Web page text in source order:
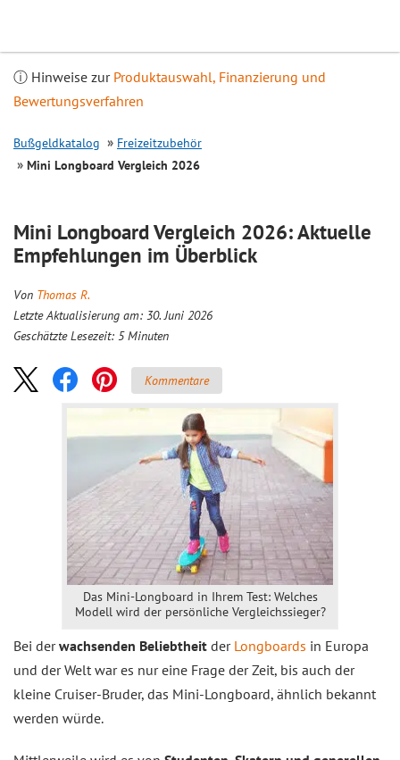
ⓘ Hinweise zur Produktauswahl, Finanzierung und
Bewertungsverfahren
Bußgeldkatalog
Freizeitzubehör
Mini Longboard Vergleich 2026
Mini LongboardVergleich 2026: Aktuelle
Empfehlungen im Überblick
Von Thomas R.
Letzte Aktualisierung am: 30. Juni 2026
Geschätzte Lesezeit: 5 Minuten
Kommentare
Das Mini-Longboard in Ihrem Test: Welches
Modell wird der persönliche Vergleichssieger?
Bei derwachsenden Beliebtheit der Longboards in Europa
und der Welt war es nur eine Frage der Zeit, bis auch der
kleine Cruiser-Bruder, das Mini-Longboard, ähnlich bekannt
werden würde.